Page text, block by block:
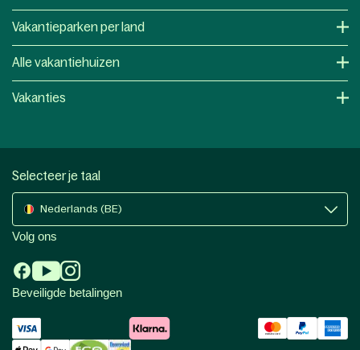
Vakantieparken per land
Alle vakantiehuizen
Vakanties
Selecteer je taal
Nederlands (BE)
Volg ons
Beveiligde betalingen